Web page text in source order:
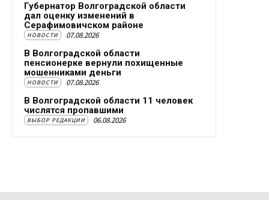
Губернатор Волгоградской области
дал оценку изменений в
Серафимовичском районе
НОВОСТИ 07.08.2026
В Волгоградской области
пенсионерке вернули похищенные
мошенниками деньги
НОВОСТИ 07.08.2026
В Волгоградской области 11 человек
числятся пропавшими
ВЫБОР РЕДАКЦИИ 06.08.2026